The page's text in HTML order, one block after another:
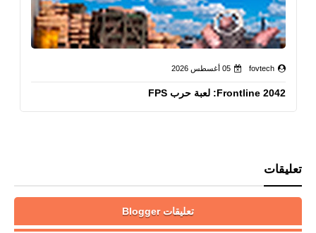
fovtech 05 أغسطس 2026
Frontline 2042: لعبة حرب FPS
تعليقات
تعليقات Blogger